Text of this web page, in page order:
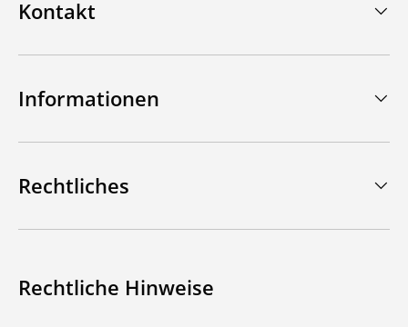
Kontakt
Informationen
Rechtliches
Rechtliche Hinweise